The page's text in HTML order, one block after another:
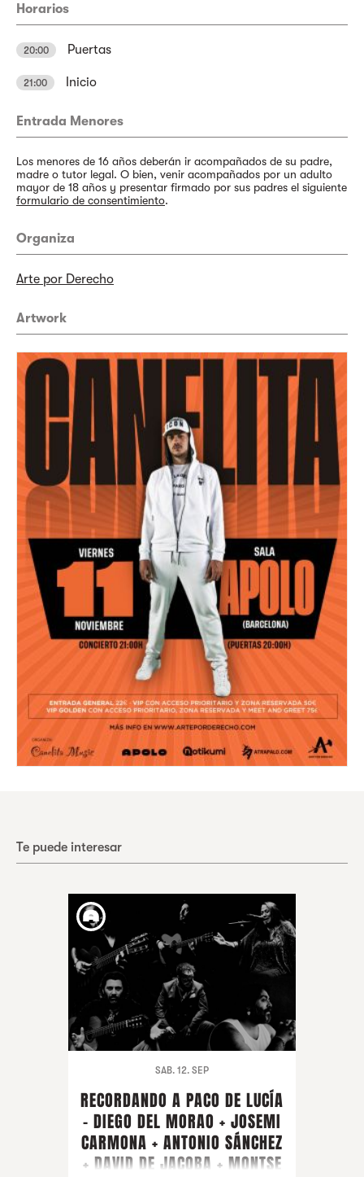
Horarios
20:00 Puertas
21:00 Inicio
Entrada Menores
Los menores de 16 años deberán ir acompañados de su padre,
madre o tutor legal. O bien, venir acompañados por un adulto
mayor de 18 años y presentar firmado por sus padres el siguiente
formulario de consentimiento.
Organiza
Arte por Derecho
Artwork
Te puede interesar
SAB. 12. SEP
RECORDANDO A PACO DE LUCÍA
- DIEGO DEL MORAO + JOSEMI
CARMONA + ANTONIO SÁNCHEZ
+ DAVID DE JACOBA + MONTSE